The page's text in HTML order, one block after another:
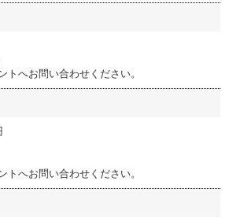
へお問い合わせください。
へお問い合わせください。